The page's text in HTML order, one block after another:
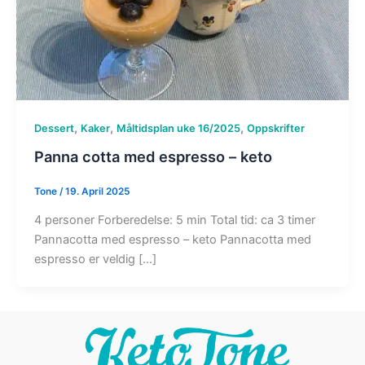
Dessert, Kaker, Måltidsplan uke 16/2025, Oppskrifter
Panna cotta med espresso – keto
Tone /19. April 2025
4 personer Forberedelse: 5 min Total tid: ca 3 timer
Pannacotta med espresso – keto Pannacotta med
espresso er veldig […]